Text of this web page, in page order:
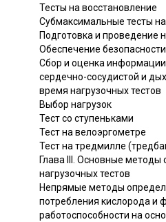
Тесты на восстановление
Субмаксимальные тесты
Подготовка и проведение
Обеспечение
Сбор и оценка информации
сердечно-сосудистой и
время нагрузочных тестов
Выбор нагрузок
Тест со ступеньками
Тест на велоэргометре
Тест на тредмилле
Глава III. Основные методы
нагрузочных тестов
Непрямые методы
потребления кислорода и
работоспособности на